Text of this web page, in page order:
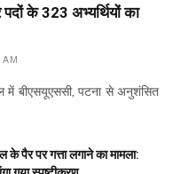
के 323 अभ्यर्थियों का
AM
में बीएसयूएससी, पटना से अनुशंसित
पैर पर गत्ता लगाने का मामला: